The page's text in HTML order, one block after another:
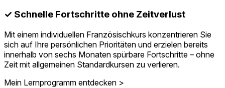
✓ Schnelle Fortschritte ohne Zeitverlust
Mit einem individuellen Französischkurs konzentrieren Sie
sich auf Ihre persönlichen Prioritäten und erzielen bereits
innerhalb von sechs Monaten spürbare Fortschritte – ohne
Zeit mit allgemeinen Standardkursen zu verlieren.
Mein Lernprogramm entdecken >